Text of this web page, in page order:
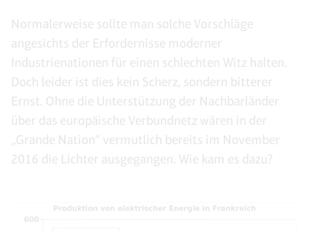
Normalerweise sollte man solche Vorschläge
angesichts der Erfordernisse moderner
Industrienationen für einen schlechten Witz halten.
Doch leider ist dies kein Scherz, sondern bitterer
Ernst. Ohne die Unterstützung der Nachbarländer
über das europäische Verbundnetz wären in der
„Grande Nation“ vermutlich bereits im November
2016 die Lichter ausgegangen. Wie kam es dazu?